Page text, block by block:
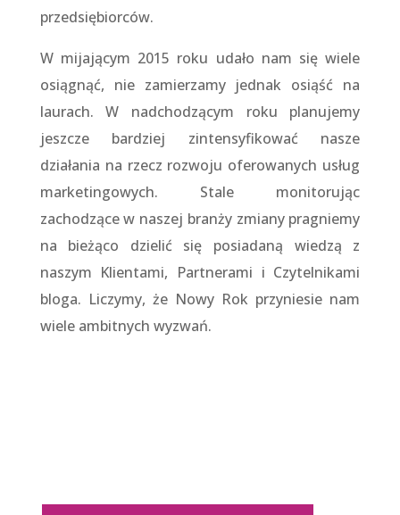
przedsiębiorców.
W mijającym 2015 roku udało nam się wiele
osiągnąć, nie zamierzamy jednak osiąść na
laurach. W nadchodzącym roku planujemy
jeszcze bardziej zintensyfikować nasze
działania na rzecz rozwoju oferowanych usług
marketingowych. Stale monitorując
zachodzące w naszej branży zmiany pragniemy
na bieżąco dzielić się posiadaną wiedzą z
naszym Klientami, Partnerami i Czytelnikami
bloga. Liczymy, że Nowy Rok przyniesie nam
wiele ambitnych wyzwań.